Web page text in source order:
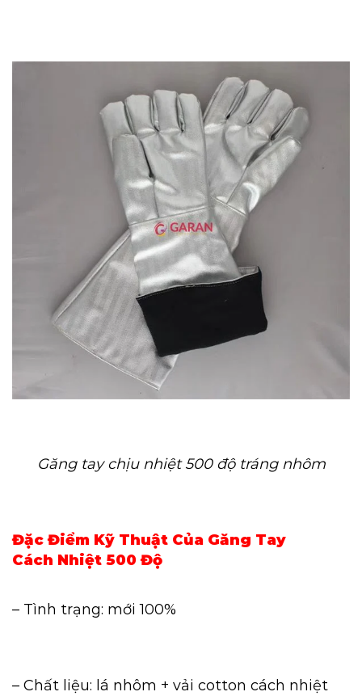
Găng tay chịu nhiệt 500 độ tráng nhôm
Đặc Điểm Kỹ Thuật Của Găng Tay
Cách Nhiệt 500 Độ
– Tình trạng: mới 100%
– Chất liệu: lá nhôm + vải cotton cách nhiệt